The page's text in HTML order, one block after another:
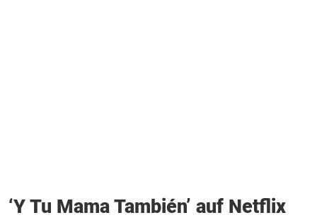
‘Y Tu Mama También’ auf Netflix